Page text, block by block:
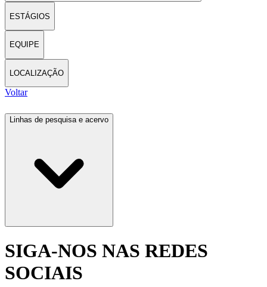
ESTÁGIOS
EQUIPE
LOCALIZAÇÃO
Voltar
Linhas de pesquisa e acervo
SIGA-NOS NAS REDES
SOCIAIS